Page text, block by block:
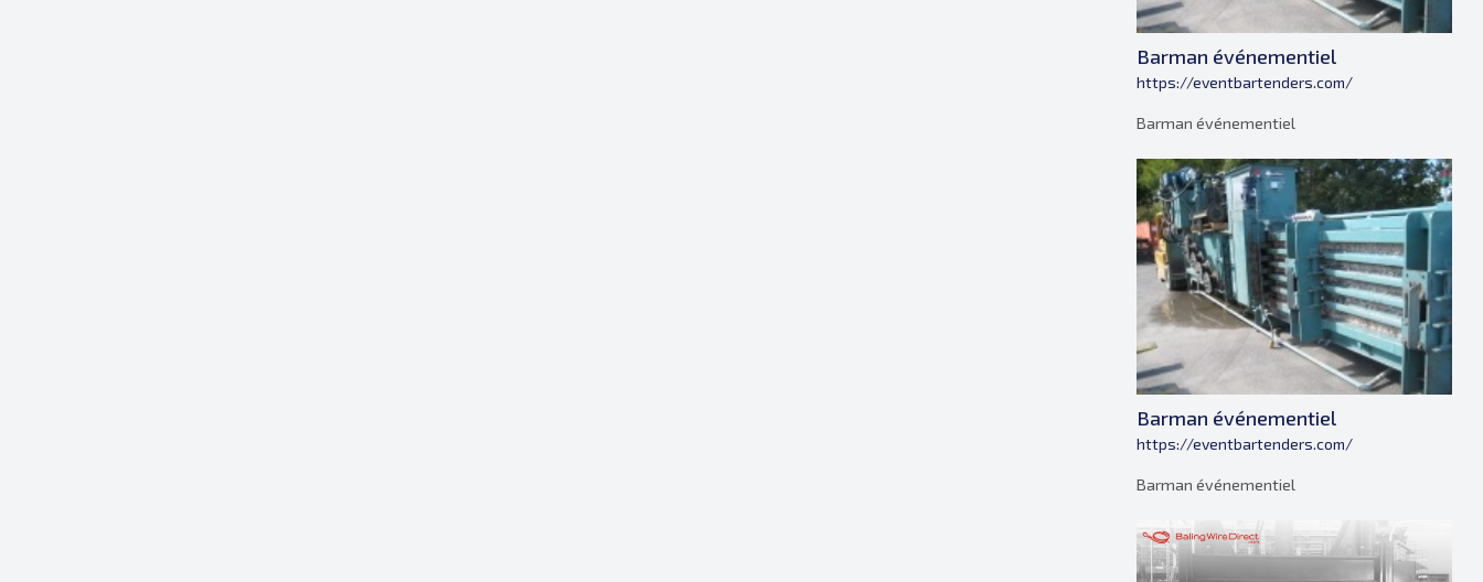
Barman événementiel
https://eventbartenders.com/
Barman événementiel
Barman événementiel
https://eventbartenders.com/
Barman événementiel